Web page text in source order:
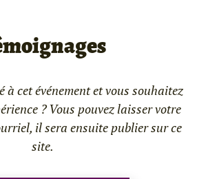
à cet événement et vous souhaitez
? Vous pouvez laisser votre
il sera ensuite publier sur ce
site.